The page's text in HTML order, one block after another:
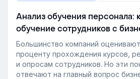
Анализ обучения персонала:
обучение сотрудников с
показателями
Большинство компаний
проценту прохождения курсов,
и опросам сотрудников. Но эти
отвечают на главный вопрос